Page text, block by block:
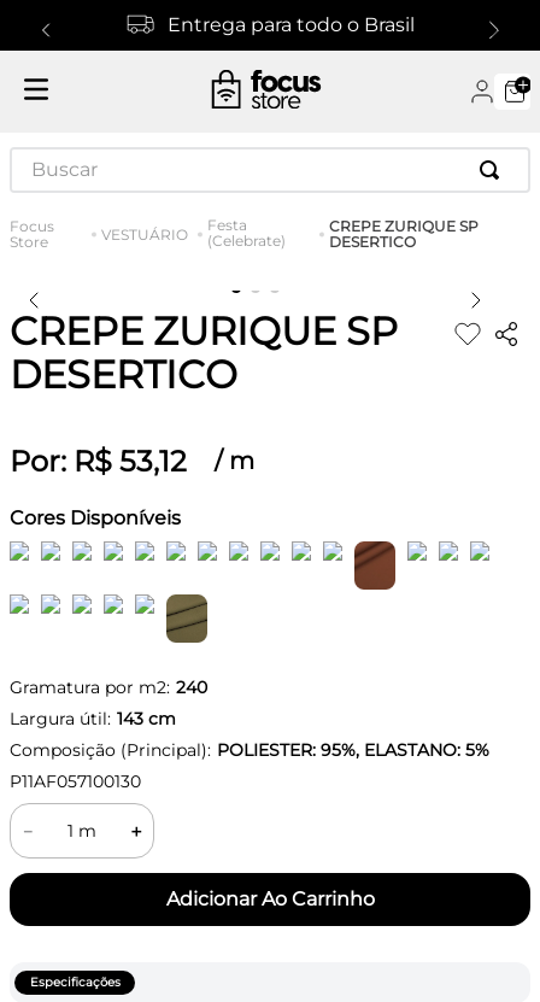
Entrega para todo o Brasil
Buscar
VESTUÁRIO
Festa
(Celebrate)
CREPE ZURIQUE SP
DESERTICO
CREPE ZURIQUE SP
DESERTICO
Por: R$ 53,12 / m
Cores Disponíveis
Gramatura por m2: 240
Largura útil: 143 cm
Composição (Principal): POLIESTER: 95%, ELASTANO: 5%
P11AF057100130
＋
－
Especificações